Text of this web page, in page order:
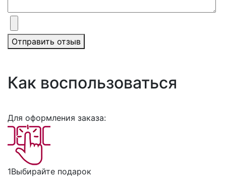
Отправить отзыв
Как воспользоваться
Для оформления заказа:
1Выбирайте подарок